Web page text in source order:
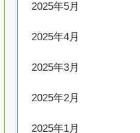
2025年5月
2025年4月
2025年3月
2025年2月
2025年1月